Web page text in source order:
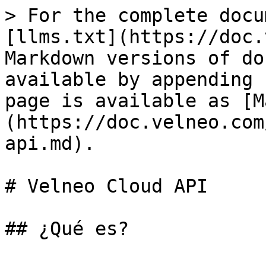
> For the complete
[llms.txt](https://
Markdown versions of
available by
page is available as
(https://
api.md).
# Velneo Cloud API
## ¿Qué es?